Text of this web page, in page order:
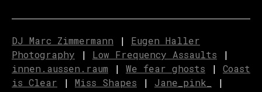
DJ Marc Zimmermann | Eugen Haller
Photography | Low Frequency Assaults |
innen.aussen.raum | We fear ghosts | Coast
is Clear | Miss Shapes | Jane_pink_
|